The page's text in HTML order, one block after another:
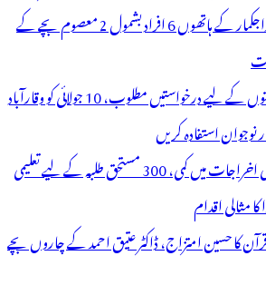
پو کسو کیس کے ملزم راجکمار کے ہاتھوں 6 افراد بشمول 2 معصوم بچے کے
اپولو فارمیسی میں ملازمتوں کے لیے درخواستیں مطلوب، 10 جولائی کو وقارآباد
نوجوان استفادہ کریں
شادی کے غیر ضروری اخراجات میں کمی، 300 مستحق طلبہ کے لیے تعلیمی
مثالی اقدام
کا حسین امتزاج، ڈاکٹر عتیق احمد کے چاروں بچے